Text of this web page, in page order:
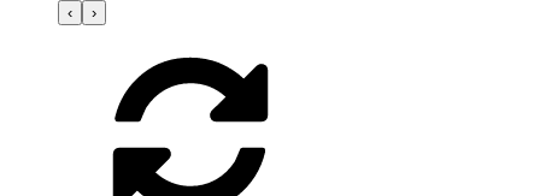
‹ ›